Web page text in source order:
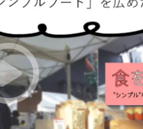
書籍・雑誌出版
チャレンジ